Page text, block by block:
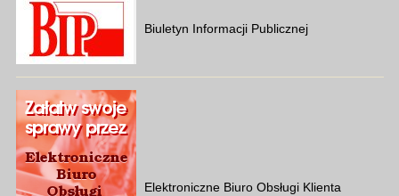
Biuletyn Informacji Publicznej
Elektroniczne Biuro Obsługi Klienta